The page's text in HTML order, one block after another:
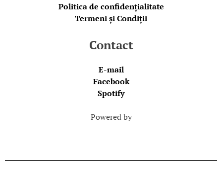
Politica de confidențialitate
Termeni și Condiții
Contact
E-mail
Facebook
Spotify
Powered by